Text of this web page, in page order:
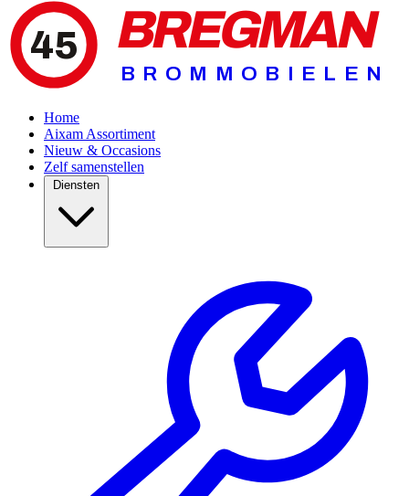
45 BREGMAN
BROMMOBIELEN
Home
Aixam Assortiment
Nieuw & Occasions
Zelf samenstellen
Diensten